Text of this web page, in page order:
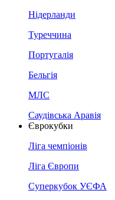
Нідерланди
Туреччина
Португалія
Бельгія
МЛС
Саудівська Аравія
Єврокубки
Ліга чемпіонів
Ліга Європи
Суперкубок УЄФА